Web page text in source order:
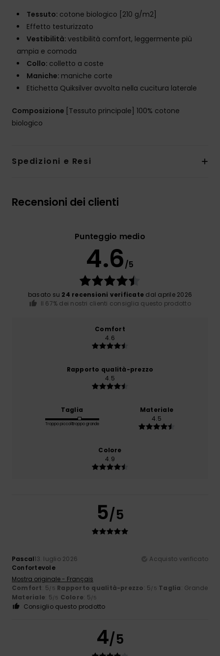
Tessuto: cotone biologico [210 g/m2]
Effetto testurizzato
Vestibilità: vestibilità comfort, leggermente più
ampia e comoda
Collo: colletto a coste
Maniche: maniche corte
Etichetta Quiksilver avvolta nella cucitura laterale
Composizione [Tessuto principale] 100% cotone
biologico
Spedizioni e Resi
Recensioni dei clienti
Punteggio medio
4.6/5
basato su 24 recensioni verificate dal aprile 2026
Il 67% dei nostri clienti consiglia questo prodotto
Comfort
4.6
Rapporto qualità-prezzo
4.5
Taglia
Troppo piccoloTroppo grande
Materiale
4.5
Colore
4.9
5/5
Pascal13. luglio 2026
Acquisto verificato
Confortevole
Mostra originale - Français
Comfort: 5/5 Rapporto qualità-prezzo: 5/5 Taglia: Grande
Materiale: 5/5 Colore: 5/5
Consiglio questo prodotto
4/5